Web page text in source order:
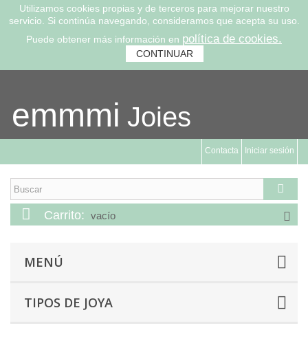
Utilizamos cookies propias y de terceros para mejorar nuestro
servicio. Si continúa navegando, consideramos que acepta su uso.
Puede obtener más información en política de cookies.
CONTINUAR
emmmi Joies
Iniciar sesión
Contacta
Carrito: vacío
MENÚ
TIPOS DE JOYA